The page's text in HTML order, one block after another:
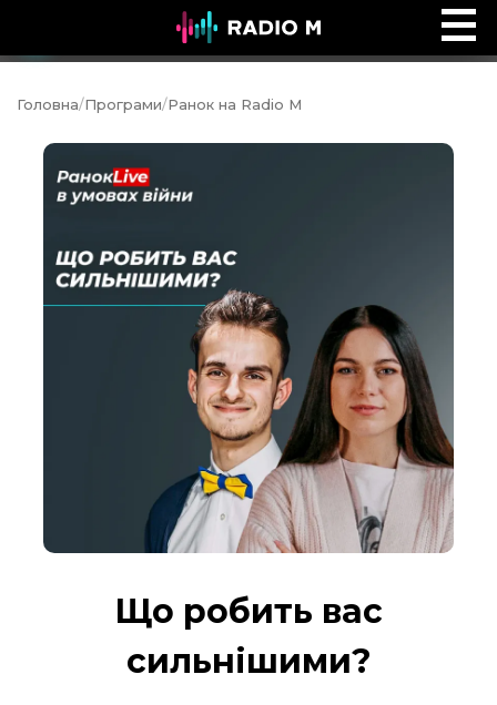
Ефір Radio M
Головна/Програми/Ранок на Radio M
Що робить вас
сильнішими?